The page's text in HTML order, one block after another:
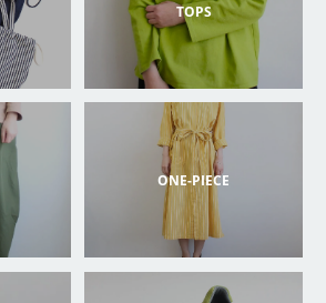
TOPS
ONE-PIECE